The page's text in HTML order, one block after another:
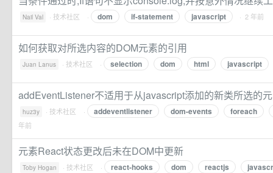
Nail Val · 技术社区 · dom if-statement javascript · 2 年前
如何获取对所选内容的DOM元素的引用
Juan Lanus · 技术社区 · selection dom html javascript
addEventListener不适用于从javascript添加的新类所选的
huz3y · 技术社区 · addeventlistener dom-events foreach
年前
元素React状态更改后未在DOM中更新
Toby Hogan · 技术社区 · react-hooks dom reactjs